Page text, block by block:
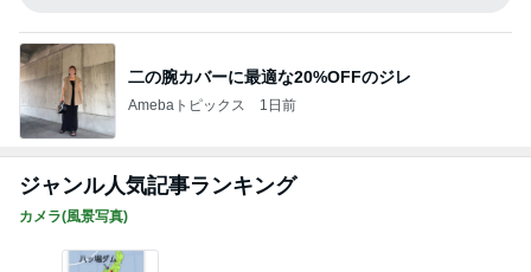
二の腕カバーに最適な20%OFFのジレ
Amebaトピックス 1日前
ジャンル人気記事ランキング
カメラ(風景写真)